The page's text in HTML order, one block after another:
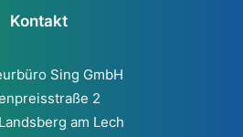
Kontakt
Sing GmbH
2
am Lech